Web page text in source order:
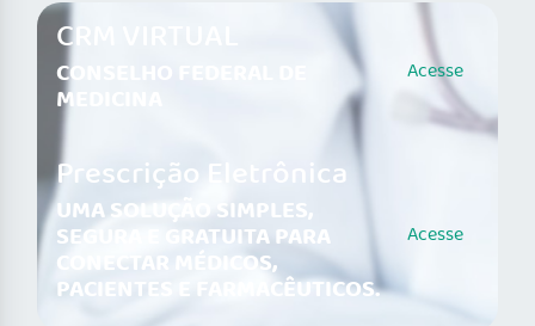
CRM VIRTUAL
CONSELHO FEDERAL DE
MEDICINA
Acesse
Prescrição Eletrônica
UMA SOLUÇÃO SIMPLES,
SEGURA E GRATUITA PARA
CONECTAR MÉDICOS,
PACIENTES E FARMACÊUTICOS.
Acesse